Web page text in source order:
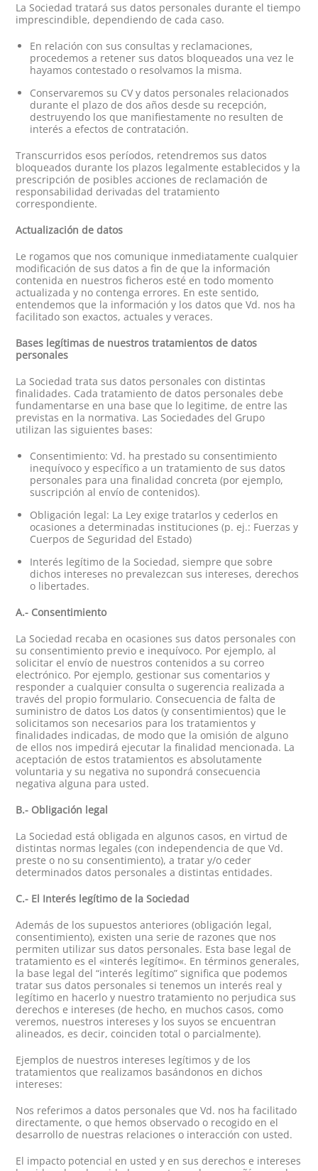
La Sociedad tratará sus datos personales durante el tiempo
imprescindible, dependiendo de cada caso.
En relación con sus consultas y reclamaciones,
procedemos a retener sus datos bloqueados una vez le
hayamos contestado o resolvamos la misma.
Conservaremos su CV y datos personales relacionados
durante el plazo de dos años desde su recepción,
destruyendo los que manifiestamente no resulten de
interés a efectos de contratación.
Transcurridos esos períodos, retendremos sus datos
bloqueados durante los plazos legalmente establecidos y la
prescripción de posibles acciones de reclamación de
responsabilidad derivadas del tratamiento
correspondiente.
Actualización de datos
Le rogamos que nos comunique inmediatamente cualquier
modificación de sus datos a fin de que la información
contenida en nuestros ficheros esté en todo momento
actualizada y no contenga errores. En este sentido,
entendemos que la información y los datos que Vd. nos ha
facilitado son exactos, actuales y veraces.
Bases legítimas de nuestros tratamientos de datos
personales
La Sociedad trata sus datos personales con distintas
finalidades. Cada tratamiento de datos personales debe
fundamentarse en una base que lo legitime, de entre las
previstas en la normativa. Las Sociedades del Grupo
utilizan las siguientes bases:
Consentimiento: Vd. ha prestado su consentimiento
inequívoco y específico a un tratamiento de sus datos
personales para una finalidad concreta (por ejemplo,
suscripción al envío de contenidos).
Obligación legal: La Ley exige tratarlos y cederlos en
ocasiones a determinadas instituciones (p. ej.: Fuerzas y
Cuerpos de Seguridad del Estado)
Interés legítimo de la Sociedad, siempre que sobre
dichos intereses no prevalezcan sus intereses, derechos
o libertades.
A.- Consentimiento
La Sociedad recaba en ocasiones sus datos personales con
su consentimiento previo e inequívoco. Por ejemplo, al
solicitar el envío de nuestros contenidos a su correo
electrónico. Por ejemplo, gestionar sus comentarios y
responder a cualquier consulta o sugerencia realizada a
través del propio formulario. Consecuencia de falta de
suministro de datos Los datos (y consentimientos) que le
solicitamos son necesarios para los tratamientos y
finalidades indicadas, de modo que la omisión de alguno
de ellos nos impedirá ejecutar la finalidad mencionada. La
aceptación de estos tratamientos es absolutamente
voluntaria y su negativa no supondrá consecuencia
negativa alguna para usted.
B.- Obligación legal
La Sociedad está obligada en algunos casos, en virtud de
distintas normas legales (con independencia de que Vd.
preste o no su consentimiento), a tratar y/o ceder
determinados datos personales a distintas entidades.
C.- El Interés legítimo de la Sociedad
Además de los supuestos anteriores (obligación legal,
consentimiento), existen una serie de razones que nos
permiten utilizar sus datos personales. Esta base legal de
tratamiento es el «interés legítimo«. En términos generales,
la base legal del “interés legítimo” significa que podemos
tratar sus datos personales si tenemos un interés real y
legítimo en hacerlo y nuestro tratamiento no perjudica sus
derechos e intereses (de hecho, en muchos casos, como
veremos, nuestros intereses y los suyos se encuentran
alineados, es decir, coinciden total o parcialmente).
Ejemplos de nuestros intereses legítimos y de los
tratamientos que realizamos basándonos en dichos
intereses:
Nos referimos a datos personales que Vd. nos ha facilitado
directamente, o que hemos observado o recogido en el
desarrollo de nuestras relaciones o interacción con usted.
El impacto potencial en usted y en sus derechos e intereses